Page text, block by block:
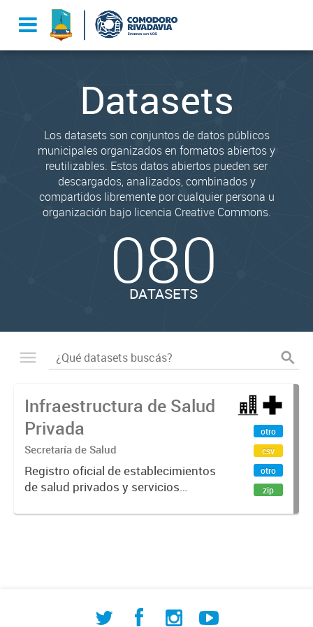
Datasets
Los datasets son conjuntos de datos públicos
municipales organizados en formatos abiertos y
reutilizables. Estos datos abiertos pueden ser
descargados, analizados, combinados y
compartidos libremente por cualquier persona u
organización bajo licencia Creative Commons.
080
DATASETS
Infraestructura de Salud
Privada
Secretaría de Salud
Registro oficial de establecimientos
de salud privados y servicios
Comodoro Rivadavia. Incluye
otro
csv
otro
zip